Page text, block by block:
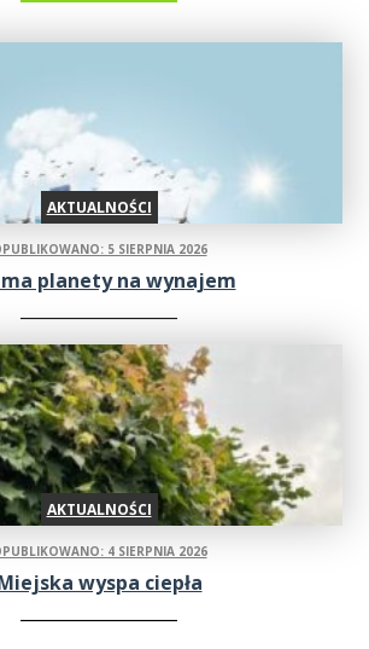
AKTUALNOŚCI
5 SIERPNIA 2026
planety na wynajem
AKTUALNOŚCI
4 SIERPNIA 2026
wyspa ciepła